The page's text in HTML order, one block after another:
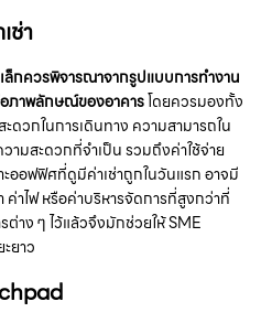
ช่า
กควรพิจารณาจากรูปแบบการทำงาน
ภาพลักษณ์ของอาคารโดยควรมองทั้ง
วกในการเดินทาง ความสามารถใน
มสะดวกที่จำเป็น รวมถึงค่าใช้จ่าย
ะออฟฟิศที่ดูมีค่าเช่าถูกในวันแรก อาจมี
าไฟ หรือค่าบริหารจัดการที่สูงกว่าที่
าง ๆ ไว้แล้วจึงมักช่วยให้ SME
ยาว